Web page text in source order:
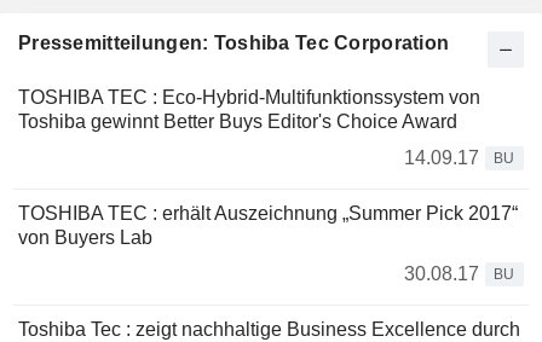
Pressemitteilungen: Toshiba Tec Corporation
TOSHIBA TEC : Eco-Hybrid-Multifunktionssystem von
Toshiba gewinnt Better Buys Editor's Choice Award
14.09.17
BU
TOSHIBA TEC : erhält Auszeichnung „Summer Pick 2017“
von Buyers Lab
30.08.17
BU
Toshiba Tec : zeigt nachhaltige Business Excellence durch